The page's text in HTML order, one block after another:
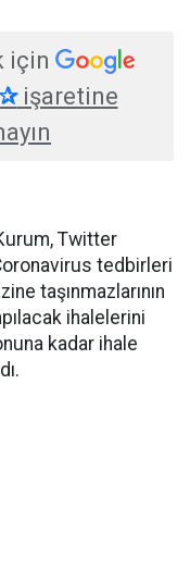
için
işaretine
Twitter
tedbirleri
taşınmazlarının
ihalelerini
kadar ihale